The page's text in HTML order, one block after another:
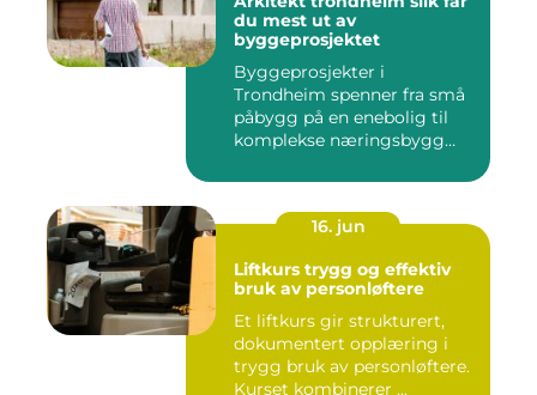
du mest ut av
byggeprosjektet
Byggeprosjekter i
Trondheim spenner fra små
påbygg på en enebolig til
komplekse næringsbygg
16. jun
Liftkurs trygg og effektiv
bruk av personløftere
Et liftkurs gir strukturert,
dokumentert opplæring i
trygg bruk av personløftere.
Kurset kombinerer ...